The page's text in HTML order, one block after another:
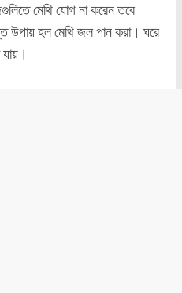
মেথি যোগ না করেন তবে
উপায় হল মেথি জল পান করা। ঘরে